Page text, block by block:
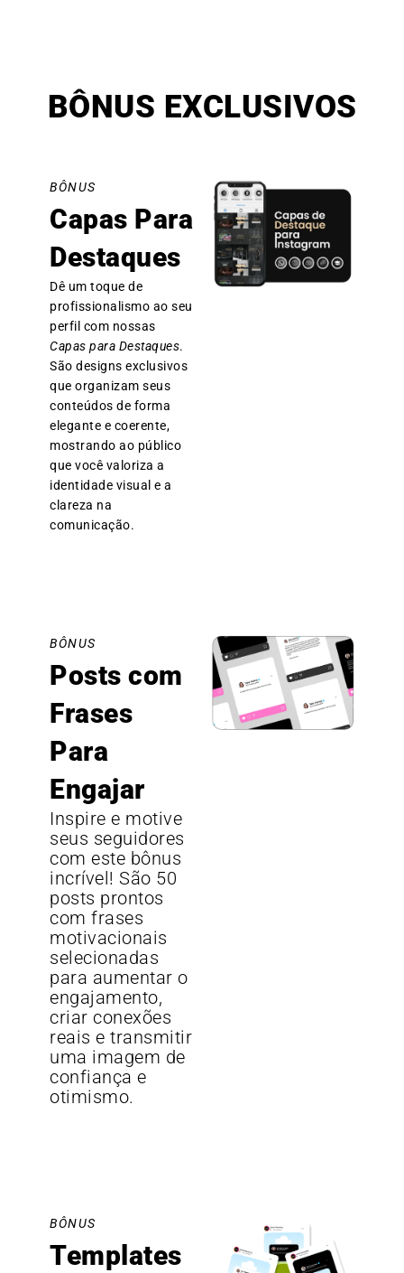
BÔNUS EXCLUSIVOS
BÔNUS
Capas Para
Destaques
Dê um toque de
profissionalismo ao seu
perfil com nossas
Capas para Destaques.
São designs exclusivos
que organizam seus
conteúdos de forma
elegante e coerente,
mostrando ao público
que você valoriza a
identidade visual e a
clareza na
comunicação.
BÔNUS
Posts com
Frases
Para
Engajar
Inspire e motive
seus seguidores
com este bônus
incrível! São 50
posts prontos
com frases
motivacionais
selecionadas
para aumentar o
engajamento,
criar conexões
reais e transmitir
uma imagem de
confiança e
otimismo.
BÔNUS
Templates